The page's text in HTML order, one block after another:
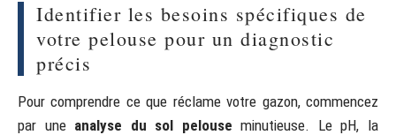
Identifier les besoins spécifiques de
votre pelouse pour un diagnostic
précis
Pour comprendre ce que réclame votre gazon, commencez
par une analyse du sol pelouse minutieuse. Le pH, la